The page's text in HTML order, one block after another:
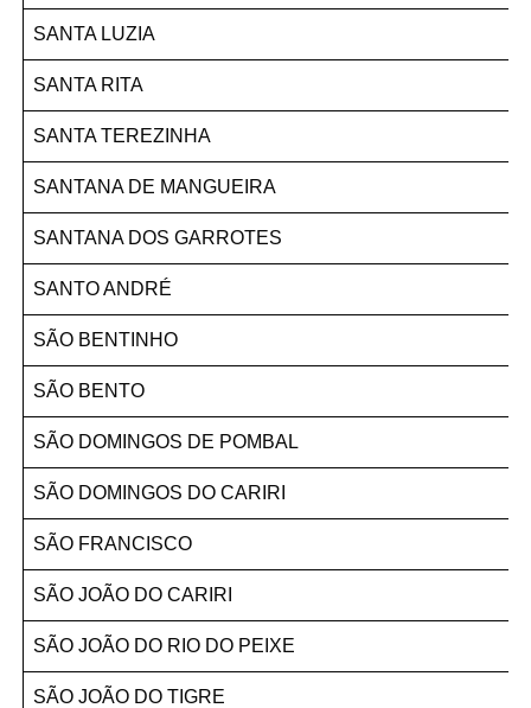
SANTA LUZIA
SANTA RITA
SANTA TEREZINHA
SANTANA DE MANGUEIRA
SANTANA DOS GARROTES
SANTO ANDRÉ
SÃO BENTINHO
SÃO BENTO
SÃO DOMINGOS DE POMBAL
SÃO DOMINGOS DO CARIRI
SÃO FRANCISCO
SÃO JOÃO DO CARIRI
SÃO JOÃO DO RIO DO PEIXE
SÃO JOÃO DO TIGRE